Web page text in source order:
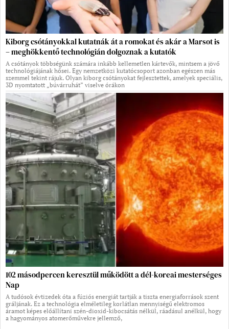
Kiborg csótányokkal kutatnák át a romokat és akár a Marsot is
– meghökkentő technológián dolgoznak a kutatók
A csótányok többségünk számára inkább kellemetlen kártevők, mintsem a jövő
technológiájának hősei. Egy nemzetközi kutatócsoport azonban egészen más
szemmel tekint rájuk. Olyan kiborg csótányokat fejlesztettek, amelyek speciális,
3D nyomtatott „búvárruhát” viselve órákon
102 másodpercen keresztül működött a dél-koreai mesterséges
Nap
A tudósok évtizedek óta a fúziós energiát tartják a tiszta energiaforrások szent
gráljának. Ez a technológia elméletileg korlátlan mennyiségű elektromos
áramot képes előállítani szén-dioxid-kibocsátás nélkül, ráadásul anélkül, hogy
a hagyományos atomerőművekre jellemző,